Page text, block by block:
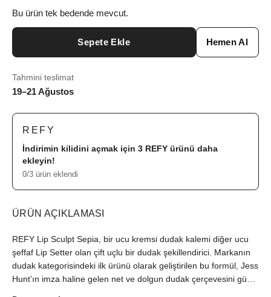
Bu ürün tek bedende mevcut.
Sepete Ekle Hemen Al
Tahmini teslimat
19–21 Ağustos
REFY
İndirimin kilidini açmak için 3 REFY ürünü daha
ekleyin!
0/3 ürün eklendi
ÜRÜN AÇIKLAMASI
REFY Lip Sculpt Sepia, bir ucu kremsi dudak kalemi diğer ucu
şeffaf Lip Setter olan çift uçlu bir dudak şekillendirici. Markanın
dudak kategorisindeki ilk ürünü olarak geliştirilen bu formül, Jess
Hunt’ın imza haline gelen net ve dolgun dudak çerçevesini gün